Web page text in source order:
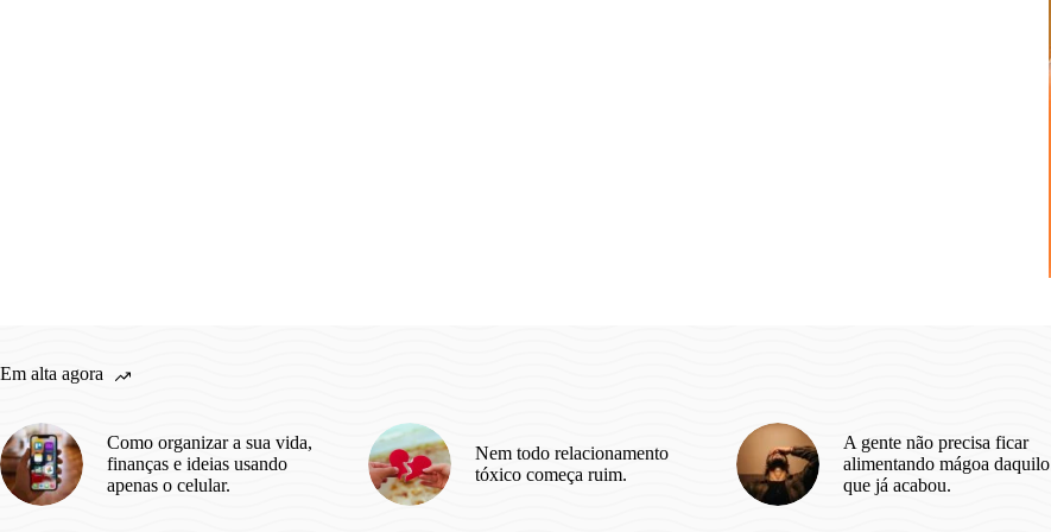
Em alta agora
Como organizar a sua vida,
finanças e ideias usando
apenas o celular.
Nem todo relacionamento
tóxico começa ruim.
A gente não precisa ficar
alimentando mágoa daquilo
que já acabou.